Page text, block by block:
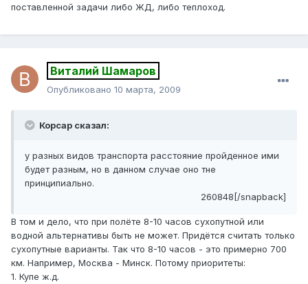
поставленной задачи либо ЖД, либо теплоход.
Виталий Шамаров
Опубликовано 10 марта, 2009
Корсар сказал:
у разных видов транспорта расстояние пройденное ими
будет разным, но в данном случае оно тне
принципиально.
260848[/snapback]
В том и дело, что при полёте 8-10 часов сухопутной или
водной альтернативы быть не может. Придётся считать только
сухопутные варианты. Так что 8-10 часов - это примерно 700
км. Например, Москва - Минск. Потому приоритеты:
1. Купе ж.д.